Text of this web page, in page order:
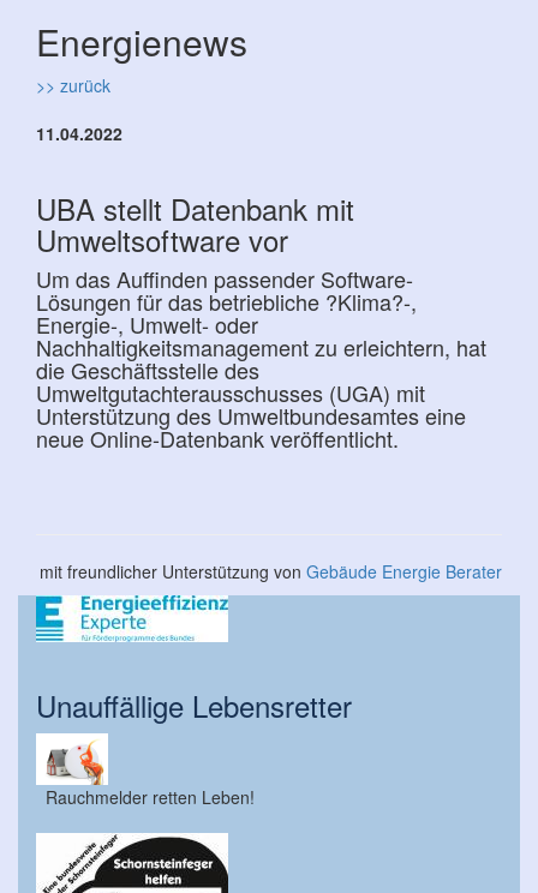
Energienews
>> zurück
11.04.2022
UBA stellt Datenbank mit
Umweltsoftware vor
Um das Auffinden passender Software-
Lösungen für das betriebliche ?Klima?-,
Energie-, Umwelt- oder
Nachhaltigkeitsmanagement zu erleichtern, hat
die Geschäftsstelle des
Umweltgutachterausschusses (UGA) mit
Unterstützung des Umweltbundesamtes eine
neue Online-Datenbank veröffentlicht.
mit freundlicher Unterstützung von Gebäude Energie Berater
Unauffällige Lebensretter
Rauchmelder retten Leben!